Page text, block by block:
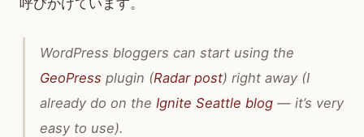
呼びかけています。
WordPress bloggers can start using the
GeoPress plugin (Radar post) right away (I
already do on the Ignite Seattle blog — it’s very
easy to use).